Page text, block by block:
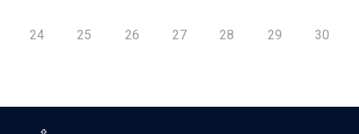
24 25 26 27 28 29 30